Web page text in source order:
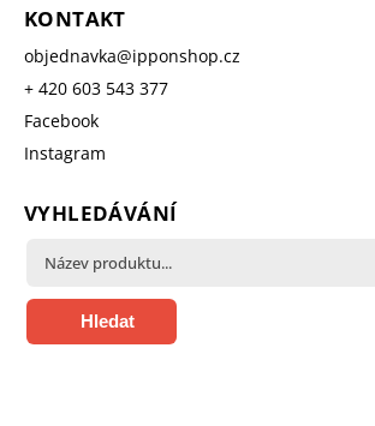
KONTAKT
objednavka@ipponshop.cz
+ 420 603 543 377
Facebook
Instagram
VYHLEDÁVÁNÍ
Hledat